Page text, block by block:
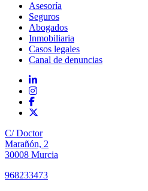
Asesoría
Seguros
Abogados
Inmobiliaria
Casos legales
Canal de denuncias
C/ Doctor
Marañón, 2
30008 Murcia
968233473